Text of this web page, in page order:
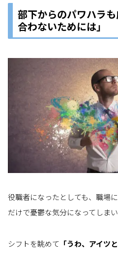
部下からのパワハラ
合わないためには」
役職者になったとしても、職場
だけで憂鬱な気分になってしまい
シフトを眺めて 「うわ、アイツ